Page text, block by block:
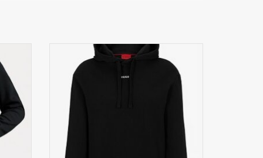
het
is
Mooie Sweatvest van HUGO
brede elastische bandjes aan rechte
Deze HUGO hoodie is een stijlvolle en
comfortabele keuze voor dagelijks
gebruik. Hij heeft een klassiek ontwerp
met een capuchon met trekkoord en een